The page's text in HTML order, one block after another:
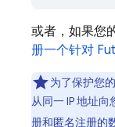
或者，如果您
册一个针对
为了保护您
从同一 IP 地址
册和匿名注册的